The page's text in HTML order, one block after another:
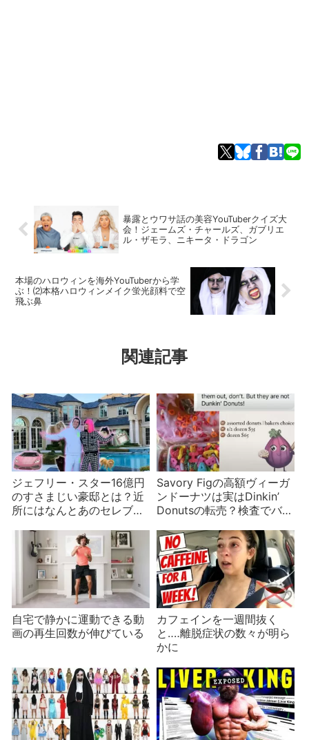
暴露とウワサ話の美容YouTuberクイズ大
会！ジェームズ・チャールズ、ガブリエ
ル・ザモラ、ニキータ・ドラゴン
本場のハロウィンを海外YouTuberから学
ぶ！⑵本格ハロウィンメイク蛍光顔料で空
飛ぶ鼻
関連記事
ジェフリー・スター16億円
のすさまじい豪邸とは？近
所にはなんとあのセレブ
Savory Figの高額ヴィーガ
ンドーナツは実はDinkin’
Donutsの転売？検査でバレ
自宅で静かに運動できる動
画の再生回数が伸びている
カフェインを一週間抜く
と‥‥離脱症状の数々が明ら
かに